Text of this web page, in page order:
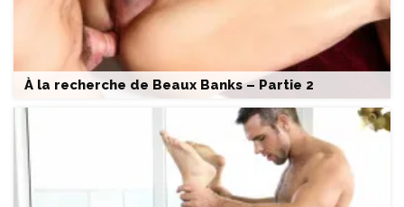
À la recherche de Beaux Banks – Partie 2